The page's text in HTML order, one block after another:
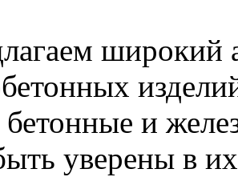
широкий
и
уверены в их